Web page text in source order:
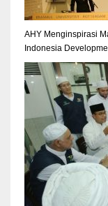
AHY Menginspirasi
Indonesia